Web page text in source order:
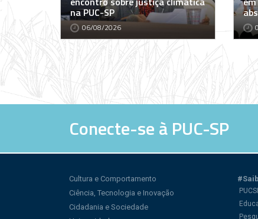
na PUC-SP
06/08/2026
Conecte-se à PUC-SP
Cultura e Comportamento
Ciência, Tecnologia e Inovação
Cidadania e Sociedade